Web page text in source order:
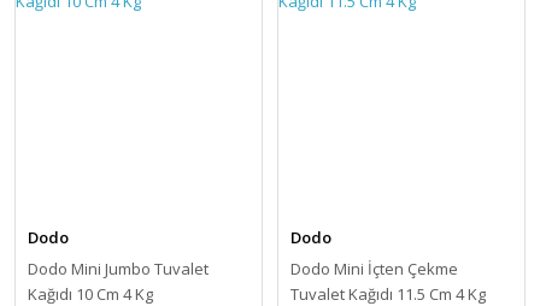
Dodo
Dodo Mini Jumbo Tuvalet
Kağıdı 10 Cm 4 Kg
Dodo
Dodo Mini İçten Çekme
Tuvalet Kağıdı 11.5 Cm 4 Kg